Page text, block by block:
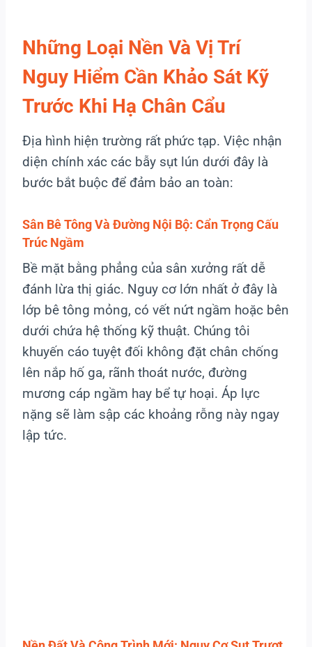
Những Loại Nền Và Vị Trí
Nguy Hiểm Cần Khảo Sát Kỹ
Trước Khi Hạ Chân Cẩu
Địa hình hiện trường rất phức tạp. Việc nhận
diện chính xác các bẫy sụt lún dưới đây là
bước bắt buộc để đảm bảo an toàn:
Sân Bê Tông Và Đường Nội Bộ: Cẩn Trọng Cấu
Trúc Ngầm
Bề mặt bằng phẳng của sân xưởng rất dễ
đánh lừa thị giác. Nguy cơ lớn nhất ở đây là
lớp bê tông mỏng, có vết nứt ngầm hoặc bên
dưới chứa hệ thống kỹ thuật. Chúng tôi
khuyến cáo tuyệt đối không đặt chân chống
lên nắp hố ga, rãnh thoát nước, đường
mương cáp ngầm hay bể tự hoại. Áp lực
nặng sẽ làm sập các khoảng rỗng này ngay
lập tức.